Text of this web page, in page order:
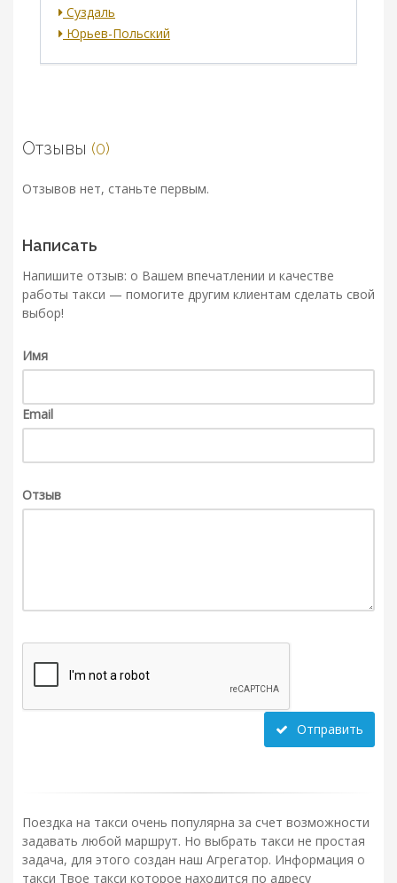
Суздаль
Юрьев-Польский
Отзывы (0)
Отзывов нет, станьте первым.
Написать
Напишите отзыв: о Вашем впечатлении и качестве
работы такси — помогите другим клиентам сделать свой
выбор!
Имя
Email
Отзыв
Отправить
Поездка на такси очень популярна за счет возможности
задавать любой маршрут. Но выбрать такси не простая
задача, для этого создан наш Агрегатор. Информация о
такси Твое такси которое находится по адресу